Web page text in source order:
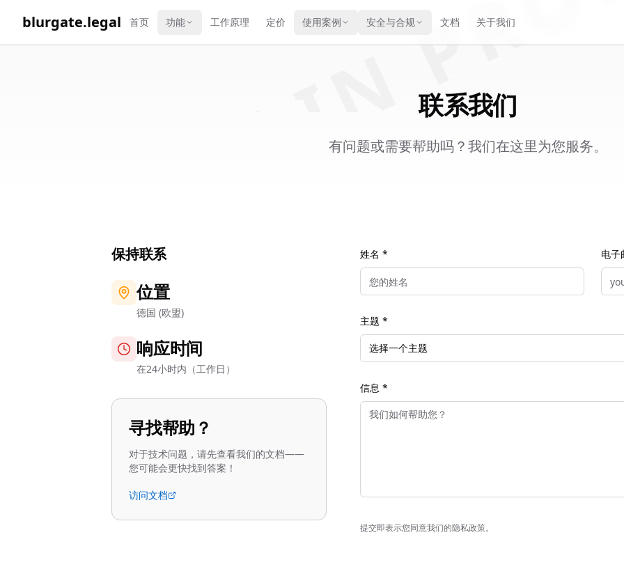
blurgate.legal 首页 功能 工作原理 定价 使用案例 安全与合规 文档 关于我们
联系我们
有问题或需要帮助吗？我们在这里为您服务。
保持联系
位置
德国 (欧盟)
响应时间
在24小时内（工作日）
寻找帮助？
对于技术问题，请先查看我们的文档——
您可能会更快找到答案！
访问文档
姓名 * 电
主题 *
选择一个主题
信息 *
提交即表示您同意我们的隐私政策。